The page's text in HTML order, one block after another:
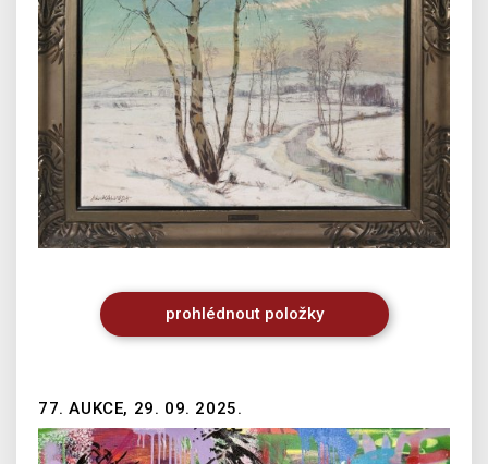
prohlédnout položky
77. AUKCE, 29. 09. 2025.